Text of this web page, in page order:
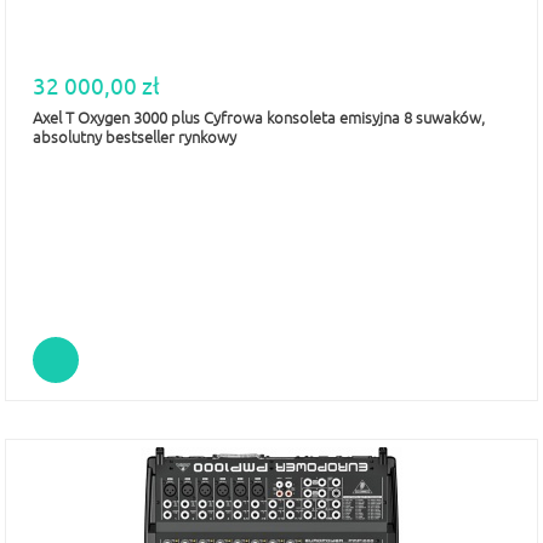
32 000,00 zł
Axel T Oxygen 3000 plus Cyfrowa konsoleta emisyjna 8 suwaków,
absolutny bestseller rynkowy